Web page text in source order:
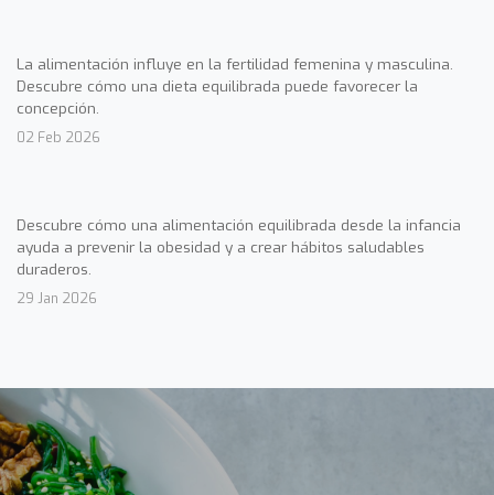
La alimentación influye en la fertilidad femenina y masculina.
Descubre cómo una dieta equilibrada puede favorecer la
concepción.
02 Feb 2026
Descubre cómo una alimentación equilibrada desde la infancia
ayuda a prevenir la obesidad y a crear hábitos saludables
duraderos.
29 Jan 2026